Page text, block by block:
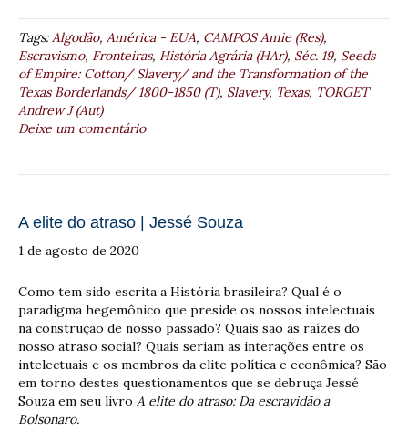
Tags:Algodão, América - EUA, CAMPOS Amie (Res),
Escravismo, Fronteiras, História Agrária (HAr), Séc. 19, Seeds
of Empire: Cotton/ Slavery/ and the Transformation of the
Texas Borderlands/ 1800-1850 (T), Slavery, Texas, TORGET
Andrew J (Aut)
Deixe um comentário
A elite do atraso | Jessé Souza
1 de agosto de 2020
Como tem sido escrita a História brasileira? Qual é o
paradigma hegemônico que preside os nossos intelectuais
na construção de nosso passado? Quais são as raízes do
nosso atraso social? Quais seriam as interações entre os
intelectuais e os membros da elite política e econômica? São
em torno destes questionamentos que se debruça Jessé
Souza em seu livro A elite do atraso: Da escravidão a
Bolsonaro.